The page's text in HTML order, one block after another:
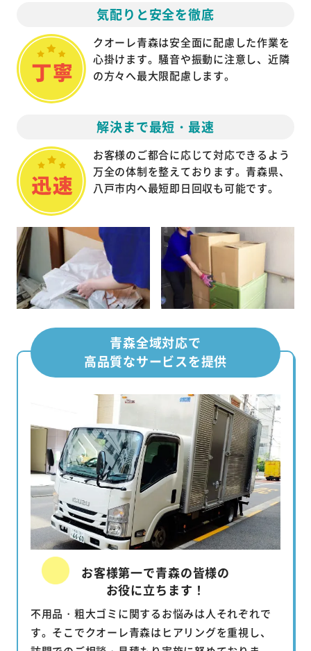
気配りと安全を徹底
クオーレ青森は安全面に配慮した作業を
心掛けます。騒音や振動に注意し、近隣
の方々へ最大限配慮します。
解決まで最短・最速
お客様のご都合に応じて対応できるよう
万全の体制を整えております。青森県、
八戸市内へ最短即日回収も可能です。
青森全域対応で
高品質なサービスを提供
お客様第一で青森の皆様の
お役に立ちます！
不用品・粗大ゴミに関するお悩みは人それぞれで
す。そこでクオーレ青森はヒアリングを重視し、